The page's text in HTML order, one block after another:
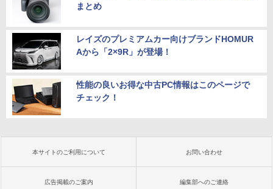
まとめ
レイズのプレミアムカー向けブランドHOMUR
Aから「2×9R」が登場！
性能の良いお得な中古PC情報はこのページで
チェック！
本サイトのご利用について お問い合わせ
広告掲載のご案内 編集部へのご連絡